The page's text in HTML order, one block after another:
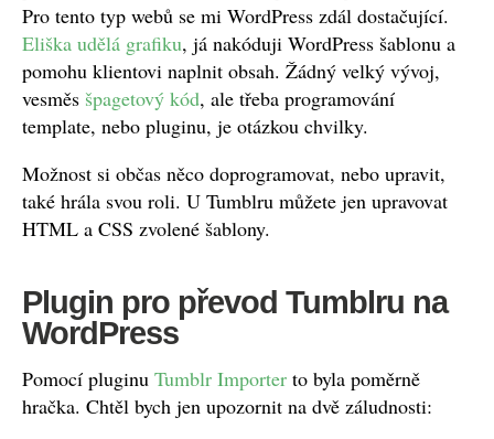
Pro tento typ webů se mi WordPress zdál dostačující.
Eliška udělá grafiku, já nakóduji WordPress šablonu a
pomohu klientovi naplnit obsah. Žádný velký vývoj,
vesměs špagetový kód, ale třeba programování
template, nebo pluginu, je otázkou chvilky.
Možnost si občas něco doprogramovat, nebo upravit,
také hrála svou roli. U Tumblru můžete jen upravovat
HTML a CSS zvolené šablony.
Plugin pro převod Tumblru na
WordPress
Pomocí pluginu Tumblr Importer to byla poměrně
hračka. Chtěl bych jen upozornit na dvě záludnosti: